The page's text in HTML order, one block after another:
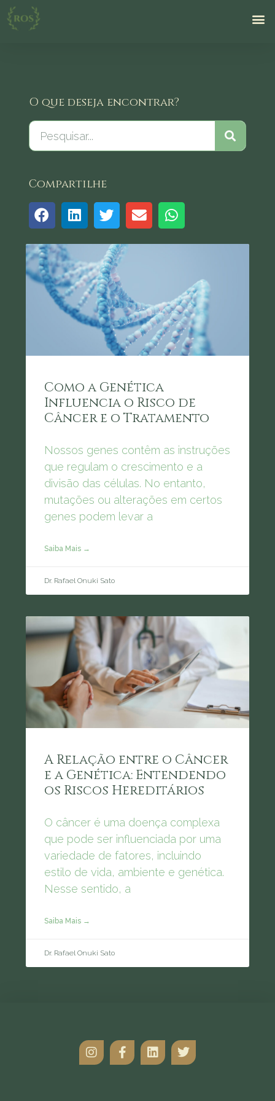
Como a Genética
Influencia o Risco de
Câncer e o Tratamento
Nossos genes contêm as instruções
que regulam o crescimento e a
divisão das células. No entanto,
mutações ou alterações em certos
genes podem levar a
Saiba Mais →
Dr. Rafael Onuki Sato
A Relação entre o Câncer
e a Genética: Entendendo
os Riscos Hereditários
O câncer é uma doença complexa
que pode ser influenciada por uma
variedade de fatores, incluindo
estilo de vida, ambiente e genética.
Nesse sentido, a
Saiba Mais →
Dr. Rafael Onuki Sato
O que deseja encontrar?
Compartilhe